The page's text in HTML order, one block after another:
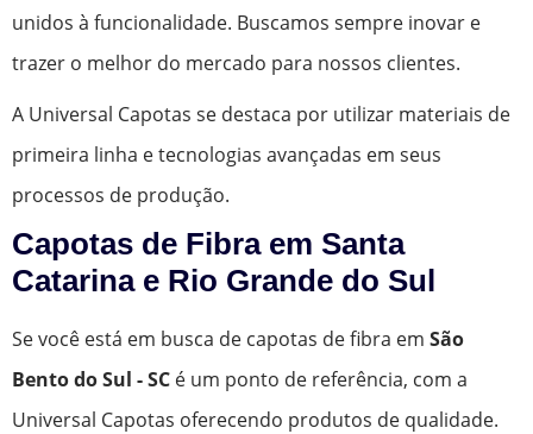
unidos à funcionalidade. Buscamos sempre inovar e
trazer o melhor do mercado para nossos clientes.
A Universal Capotas se destaca por utilizar materiais de
primeira linha e tecnologias avançadas em seus
processos de produção.
Capotas de Fibra em Santa
Catarina e Rio Grande do Sul
Se você está em busca de capotas de fibra em São
Bento do Sul - SC é um ponto de referência, com a
Universal Capotas oferecendo produtos de qualidade.